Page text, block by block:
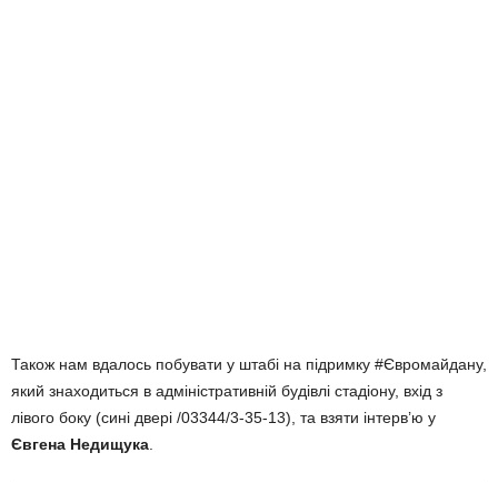
Також нам вдалось побувати у штабі на підримку #Євромайдану,
який знаходиться в адміністративній будівлі стадіону, вхід з
лівого боку (сині двері /03344/3-35-13), та взяти інтерв’ю у
Євгена Недищука